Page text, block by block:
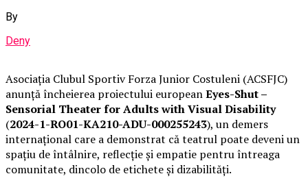
By
Deny
Asociația Clubul Sportiv Forza Junior Costuleni (ACSFJC)
anunță încheierea proiectului europeanEyes-Shut –
Sensorial Theater for Adults with Visual Disability
(2024-1-RO01-KA210-ADU-000255243), un demers
internațional care a demonstrat că teatrul poate deveni un
spațiu de întâlnire, reflecție și empatie pentru întreaga
comunitate, dincolo de etichete și dizabilități.